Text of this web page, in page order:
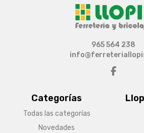
Categorías
Todas las categorías
Novedades
965 564 238